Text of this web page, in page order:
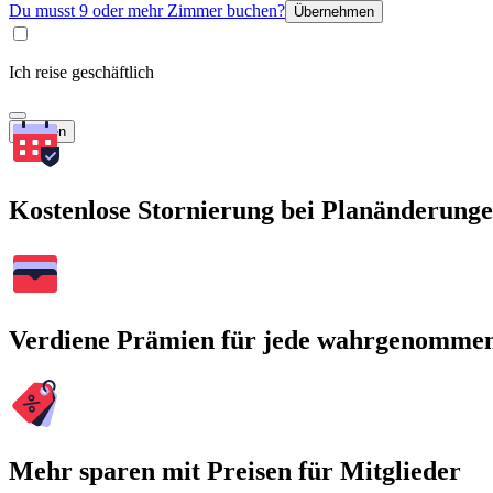
Du musst 9 oder mehr Zimmer buchen? Übernehmen
Ich reise geschäftlich
Suchen
Kostenlose Stornierung bei
Verdiene Prämien für jede
Mehr sparen mit Preisen für Mitglieder